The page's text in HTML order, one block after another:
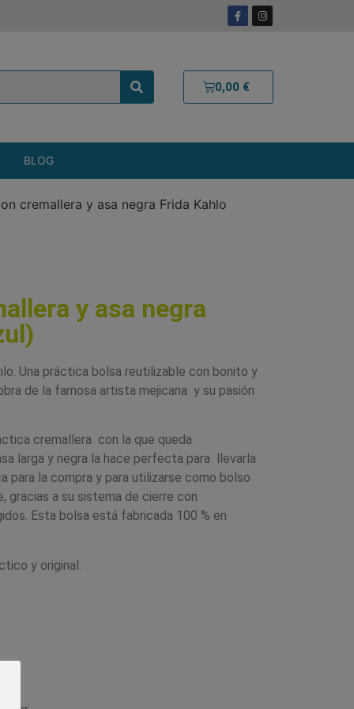
0,00 €
BLOG
cremallera y asa negra Frida Kahlo
y asa negra
Una práctica bolsa reutilizable con bonito y
de la famosa artista mejicana y su pasión
cremallera con la que queda
larga y negra la hace perfecta para llevarla
para la compra y para utilizarse como bolso
gracias a su sistema de cierre con
Esta bolsa está fabricada 100 % en
y original.